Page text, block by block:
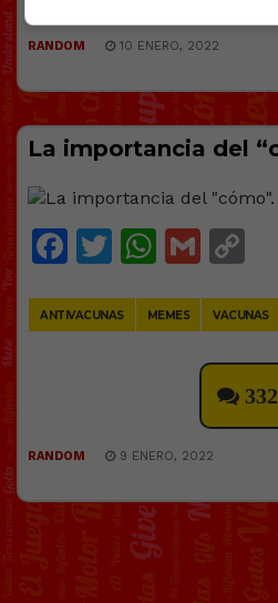
RANDOM 10 ENERO, 2022
La importancia del
Facebook
TwitterGmail
ANTIVACUNAS MEMES VACUNAS
RANDOM 9 ENERO, 2022